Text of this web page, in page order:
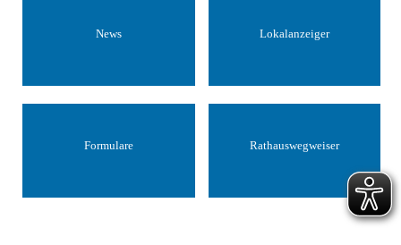
News Lokalanzeiger
Formulare Rathauswegweiser